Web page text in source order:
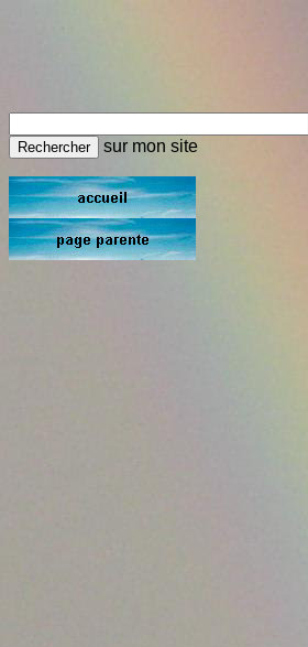
sur mon site